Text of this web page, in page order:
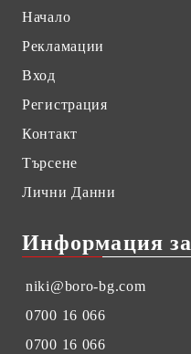
Начало
Рекламации
Вход
Регистрация
Контакт
Търсене
Лични Данни
Информация
niki@boro-bg.com
0700 16 066
0700 16 066